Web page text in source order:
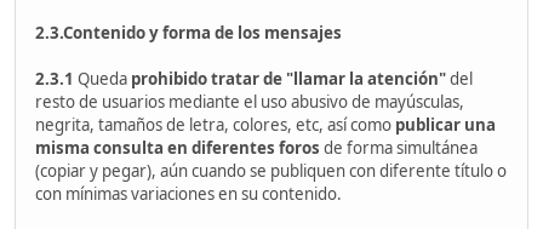
2.3.Contenido y forma de los mensajes
2.3.1 Queda prohibido tratar de "llamar la atención"del
resto de usuarios mediante el uso abusivo de mayúsculas,
negrita, tamaños de letra, colores, etc, así como publicar una
misma consulta en diferentes foros de forma simultánea
(copiar y pegar), aún cuando se publiquen con diferente título o
con mínimas variaciones en su contenido.